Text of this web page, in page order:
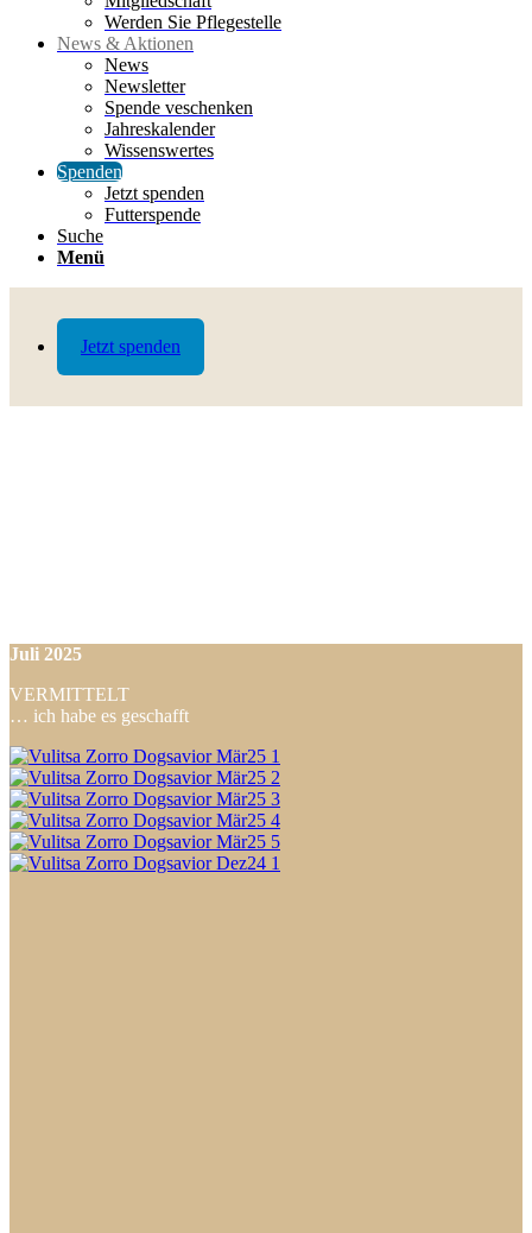
Jetzt spenden
Werden Sie Pflegestelle
News & Aktionen
News
Newsletter
Spende veschenken
Jahreskalender
Wissenswertes
Spenden
Jetzt spenden
Futterspende
Suche
Menü
Juli 2025
VERMITTELT
… ich habe es geschafft